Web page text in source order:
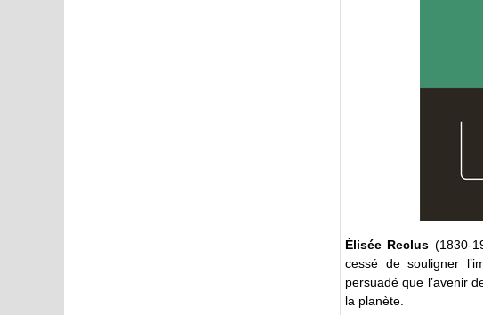
Élisée Reclus (1830-
cessé de souligner
persuadé que l’avenir
la planète.